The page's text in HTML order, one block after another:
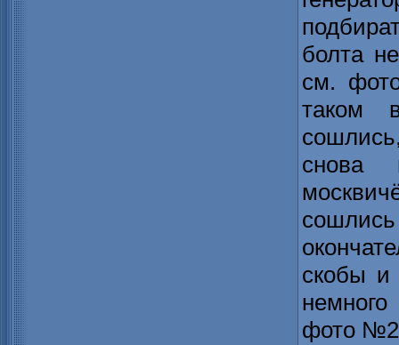
болта
см.
таком
снова
скобы и
фото